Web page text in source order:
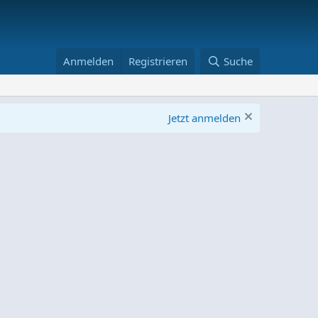
Anmelden Registrieren Suche
Jetzt anmelden